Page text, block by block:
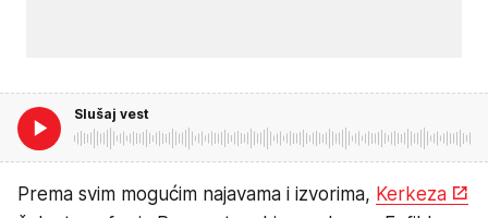
Slušaj vest
Prema svim mogućim najavama i izvorima, Kerkeza